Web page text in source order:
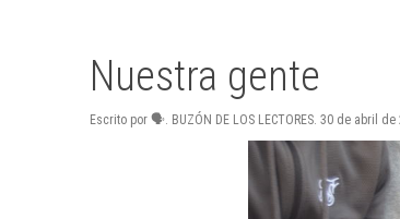
Nuestra gente
Escrito por 🗣. BUZÓN DE LOS LECTORES. 30 de abril de